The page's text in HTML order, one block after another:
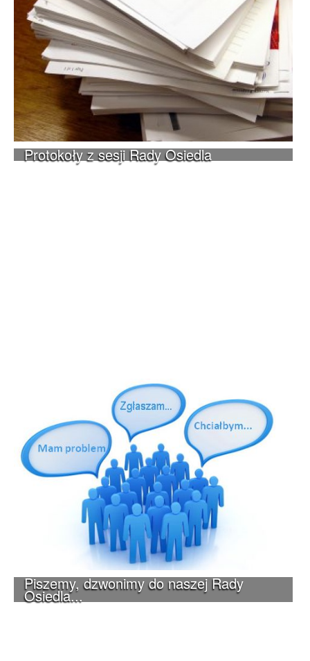
Protokoły z sesji Rady Osiedla
Piszemy, dzwonimy do naszej Rady
Osiedla...